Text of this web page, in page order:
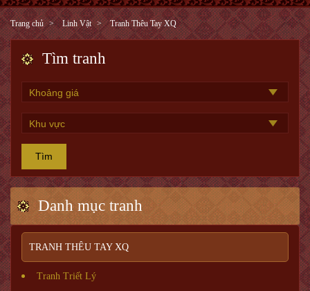
Trang chủ Linh Vật Tranh Thêu Tay XQ
Tìm tranh
Tìm
Danh mục tranh
TRANH THÊU TAY XQ
Tranh Triết Lý